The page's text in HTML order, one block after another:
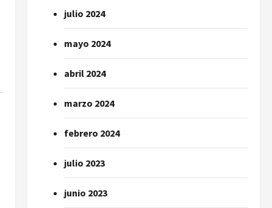
julio 2024
mayo 2024
abril 2024
marzo 2024
febrero 2024
julio 2023
junio 2023